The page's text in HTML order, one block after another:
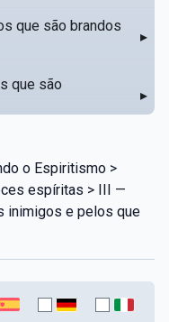
que são brandos
▸
que são
▸
mão esquerda o
há salvação
o Espiritismo >
espíritas > III —
inimigos e pelos que